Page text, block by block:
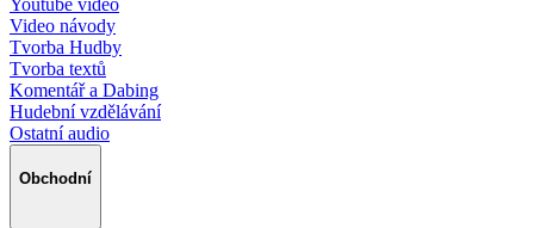
Video návody
Tvorba Hudby
Tvorba textů
Komentář a Dabing
Hudební vzdělávání
Ostatní audio
Obchodní